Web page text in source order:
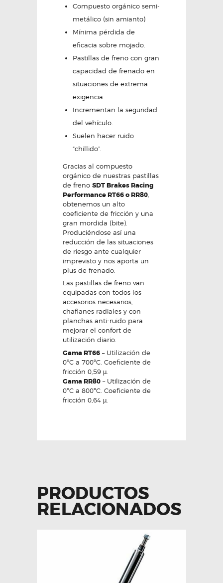
Compuesto orgánico semi-
metálico (sin amianto)
Mínima pérdida de
eficacia sobre mojado.
Pastillas de freno con gran
capacidad de frenado en
situaciones de extrema
exigencia.
Incrementan la seguridad
del vehículo.
Suelen hacer ruido
“chillido”.
Gracias al compuesto
orgánico de nuestras pastillas
de freno SDT Brakes Racing
Performance RT66 o RR80
obtenemos un alto
coeficiente de fricción y una
gran mordida (bite).
Produciéndose así una
reducción de las situaciones
de riesgo ante cualquier
imprevisto y nos aporta un
plus de frenado.
Las pastillas de freno van
equipadas con todos los
accesorios necesarios,
chaflanes radiales y con
planchas anti-ruido para
mejorar el confort de
utilización diario.
Gama RT66 – Utilización de
0ºC a 700ºC. Coeficiente de
fricción 0,59 µ.
Gama RR80 – Utilización de
0ºC a 800ºC. Coeficiente de
fricción 0,64 µ.
PRODUCTOS
RELACIONADOS